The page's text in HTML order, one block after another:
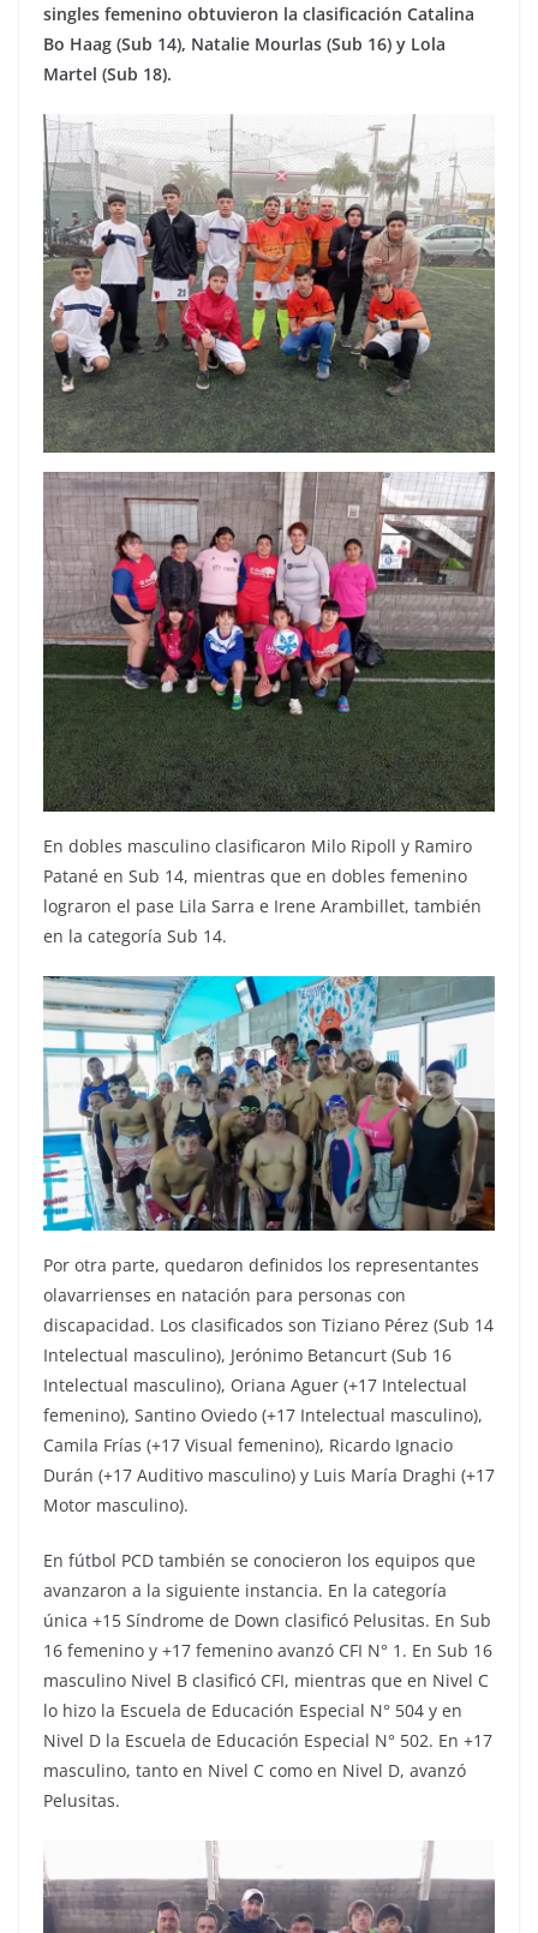
singles femenino obtuvieron la clasificación Catalina
Bo Haag (Sub 14), Natalie Mourlas (Sub 16) y Lola
Martel (Sub 18).
En dobles masculino clasificaron Milo Ripoll y Ramiro
Patané en Sub 14, mientras que en dobles femenino
lograron el pase Lila Sarra e Irene Arambillet, también
en la categoría Sub 14.
Por otra parte, quedaron definidos los representantes
olavarrienses en natación para personas con
discapacidad. Los clasificados son Tiziano Pérez (Sub 14
Intelectual masculino), Jerónimo Betancurt (Sub 16
Intelectual masculino), Oriana Aguer (+17 Intelectual
femenino), Santino Oviedo (+17 Intelectual masculino),
Camila Frías (+17 Visual femenino), Ricardo Ignacio
Durán (+17 Auditivo masculino) y Luis María Draghi (+17
Motor masculino).
En fútbol PCD también se conocieron los equipos que
avanzaron a la siguiente instancia. En la categoría
única +15 Síndrome de Down clasificó Pelusitas. En Sub
16 femenino y +17 femenino avanzó CFI N° 1. En Sub 16
masculino Nivel B clasificó CFI, mientras que en Nivel C
lo hizo la Escuela de Educación Especial N° 504 y en
Nivel D la Escuela de Educación Especial N° 502. En +17
masculino, tanto en Nivel C como en Nivel D, avanzó
Pelusitas.